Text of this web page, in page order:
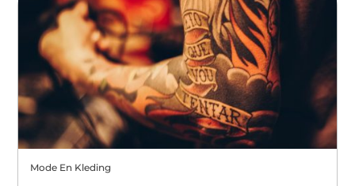
Mode En Kleding